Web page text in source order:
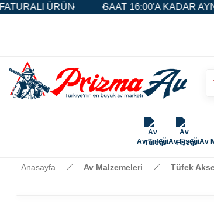
SAAT 16:00'A KADAR AYNI GÜN KARGO
Av TüfeğiAv FişeğiAv
Anasayfa Av Malzemeleri Tüfek